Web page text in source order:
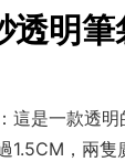
透明筆
這是一款透明
1.5CM，兩隻